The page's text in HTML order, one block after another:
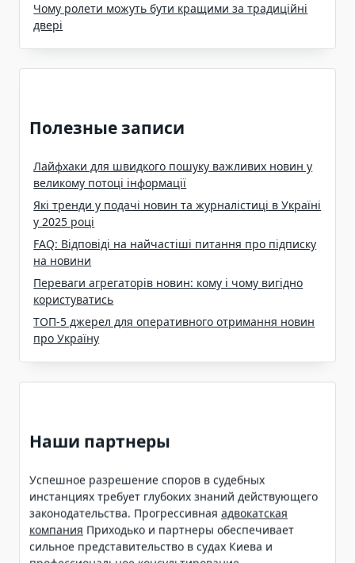
Чому ролети можуть бути кращими за традиційні
двері
Полезные записи
Лайфхаки для швидкого пошуку важливих новин у
великому потоці інформації
Які тренди у подачі новин та журналістиці в Україні
у 2025 році
FAQ: Відповіді на найчастіші питання про підписку
на новини
Переваги агрегаторів новин: кому і чому вигідно
користуватись
ТОП-5 джерел для оперативного отримання новин
про Україну
Наши партнеры
Успешное разрешение споров в судебных
инстанциях требует глубоких знаний действующего
законодательства. Прогрессивная адвокатская
компания Приходько и партнеры обеспечивает
сильное представительство в судах Киева и